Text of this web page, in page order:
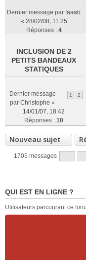
Dernier message par faaab
« 28/02/08, 11:25
Réponses : 4
INCLUSION DE 2
PETITS BANDEAUX
STATIQUES
1 2
Dernier message
par Christophe «
14/01/07, 18:42
Réponses : 10
Nouveau sujet
1705 messages
QUI EST EN LIGNE ?
Utilisateurs parcourant ce